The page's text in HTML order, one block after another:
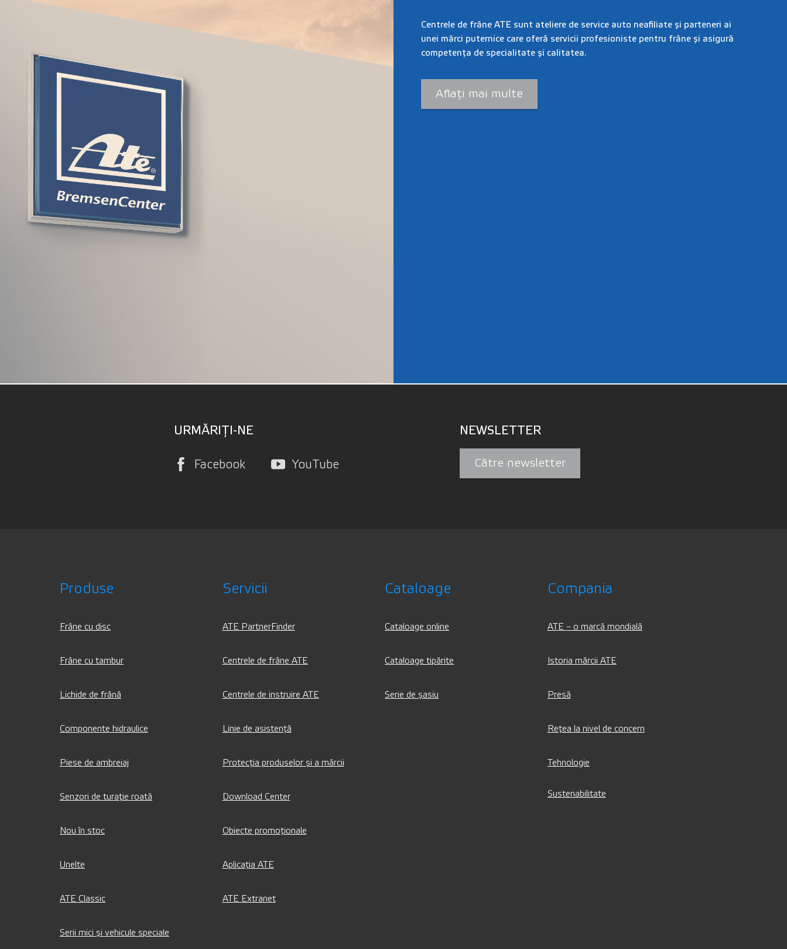
Centrele de frâne ATE sunt ateliere de service auto neafiliate și parteneri ai
unei mărci puternice care oferă servicii profesioniste pentru frâne și asigură
competența de specialitate și calitatea.
Aflați mai multe
URMĂRIȚI-NE
Facebook YouTube
NEWSLETTER
Către newsletter
Produse
Frâne cu disc
Frâne cu tambur
Lichide de frână
Componente hidraulice
Piese de ambreiaj
Senzori de turație roată
Nou în stoc
Unelte
ATE Classic
Serii mici și vehicule speciale
Servicii
ATE PartnerFinder
Centrele de frâne ATE
Centrele de instruire ATE
Linie de asistență
Protecția produselor și a mărcii
Download Center
Obiecte promoționale
Aplicația ATE
ATE Extranet
Cataloage
Cataloage online
Cataloage tipărite
Serie de șasiu
Compania
ATE – o marcă mondială
Istoria mărcii ATE
Presă
Rețea la nivel de concern
Tehnologie
Sustenabilitate